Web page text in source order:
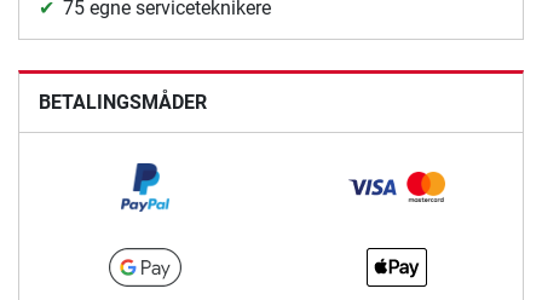
75 egne serviceteknikere
BETALINGSMÅDER